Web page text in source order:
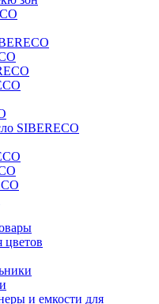
SIBERECO
цветов
и емкости для